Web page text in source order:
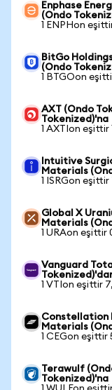
Enphase
(Ondo
1 ENPHon
BitGo
(Ondo
1 BTGOon
AXT (Ondo
Tokenized)'na
1 AXTIon eşittir
Intuitive
Materials
1 ISRGon
Global X
Materials
1 URAon
Vanguard
1 VTIon eşittir
Constellation
Materials
1 CEGon eşittir
Terawulf
Tokenized)'na